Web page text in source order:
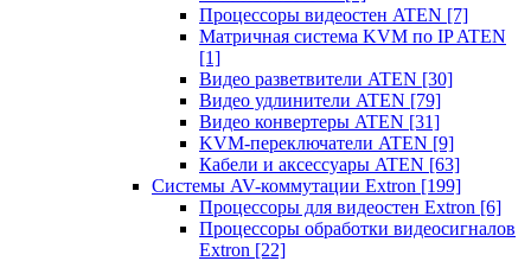
Процессоры видеостен ATEN [7]
Матричная система KVM по IP ATEN
[1]
Видео разветвители ATEN [30]
Видео удлинители ATEN [79]
Видео конвертеры ATEN [31]
KVM-переключатели ATEN [9]
Кабели и аксессуары ATEN [63]
Системы AV-коммутации Extron [199]
Процессоры для видеостен Extron [6]
Процессоры обработки видеосигналов
Extron [22]